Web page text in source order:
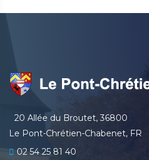
20 Allée du Broutet, 36800
Le Pont-Chrétien-Chabenet, FR
02 54 25 81 40